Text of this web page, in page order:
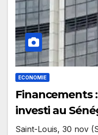
ECONOMIE
Financements
investi au
Saint-Louis, 30 nov